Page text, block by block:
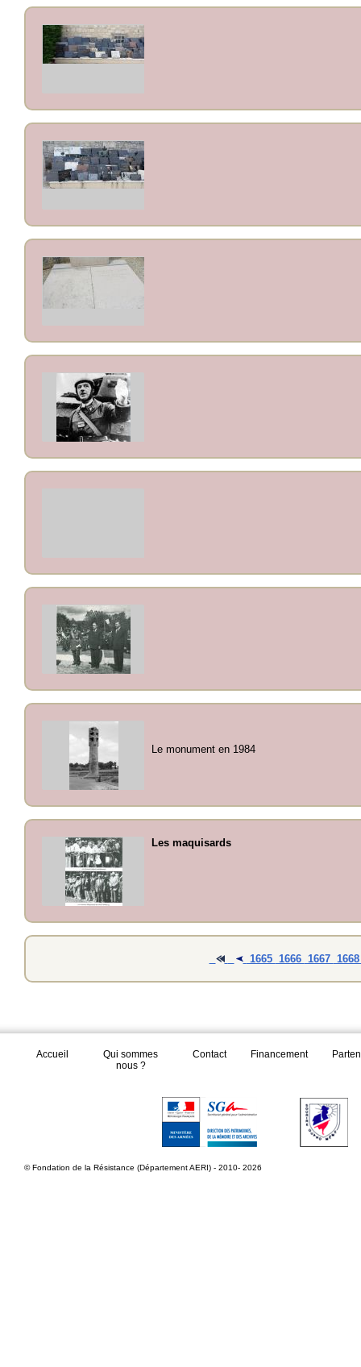
Le monument en 1984
Les maquisards
1665 1666 1667
Accueil
Qui sommes
nous ?
Contact Financement
© Fondation de la Résistance (Département AERI) - 2010- 2026